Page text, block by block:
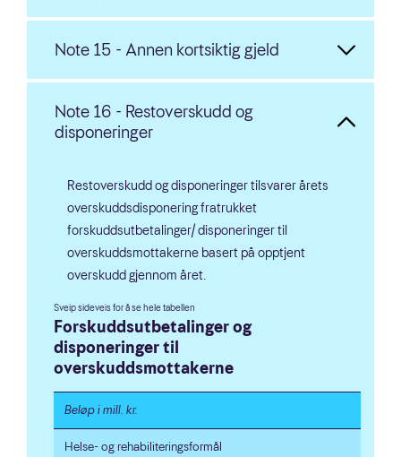
Note 15 - Annen kortsiktig gjeld
Note 16 - Restoverskudd og
disponeringer
Restoverskudd og disponeringer tilsvarer årets
overskuddsdisponering fratrukket
forskuddsutbetalinger/ disponeringer til
overskuddsmottakerne basert på opptjent
overskudd gjennom året.
Forskuddsutbetalinger og
disponeringer til
overskuddsmottakerne
Beløp i mill. kr.
Helse- og rehabiliteringsformål